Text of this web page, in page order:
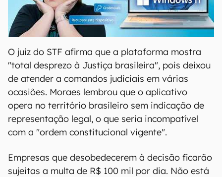
00:00 04:52
O juiz do STF afirma que a plataforma mostra
"total desprezo à Justiça brasileira", pois deixou
de atender a comandos judiciais em várias
ocasiões. Moraes lembrou que o aplicativo
opera no território brasileiro sem indicação de
representação legal, o que seria incompatível
com a "ordem constitucional vigente".
Empresas que desobedecerem à decisão ficarão
sujeitas a multa de R$ 100 mil por dia. Não está